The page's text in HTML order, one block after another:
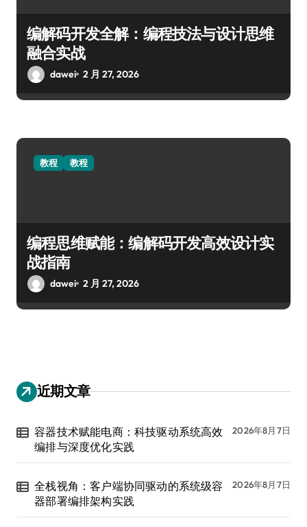
编解码开发全解：编程技法与设计思维
融合实战
dawei 2 月 27, 2026
教程 教程
编程思维赋能：编解码开发高效设计实
战指南
dawei 2 月 27, 2026
近期文章
容器技术赋能电商：科技驱动系统高效
编排与深度优化实践
2026年8月7日
全栈视角：客户端协同驱动的系统级容
器部署编排架构实践
2026年8月7日